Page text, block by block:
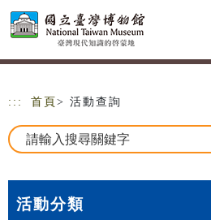
跳到主要內容
網站導覽
::: 首頁 > 活動查詢
活動分類